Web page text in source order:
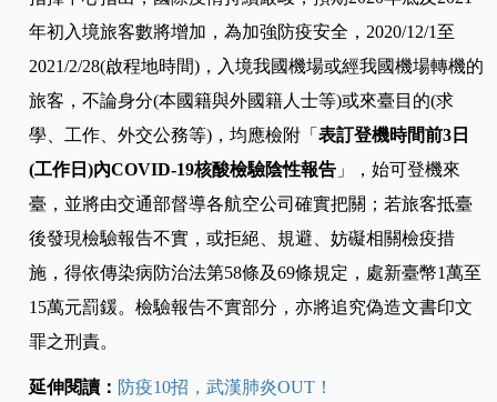
年初入境旅客數將增加，為加強防疫安全，2020/12/1至
2021/2/28(啟程地時間)，入境我國機場或經我國機場轉機的
旅客，不論身分(本國籍與外國籍人士等)或來臺目的(求
學、工作、外交公務等)，均應檢附「表訂登機時間前3日
(工作日)內COVID-19核酸檢驗陰性報告 」，始可登機來
臺，並將由交通部督導各航空公司確實把關；若旅客抵臺
後發現檢驗報告不實，或拒絕、規避、妨礙相關檢疫措
施，得依傳染病防治法第58條及69條規定，處新臺幣1萬至
15萬元罰鍰。檢驗報告不實部分，亦將追究偽造文書印文
罪之刑責。
延伸閱讀： 防疫10招，武漢肺炎OUT！